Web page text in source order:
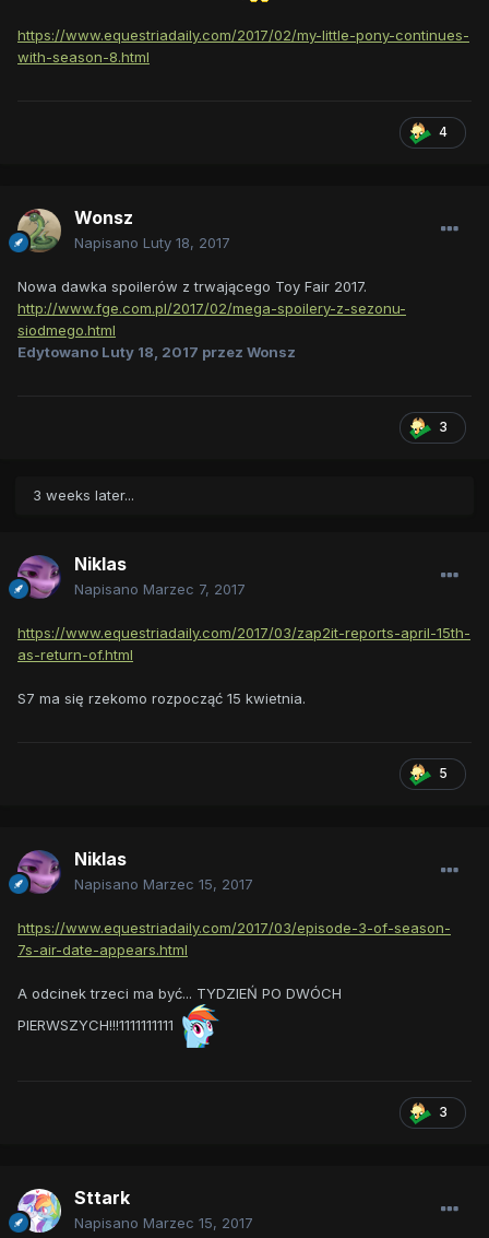
https://www.equestriadaily.com/2017/02/my-little-pony-continues-
with-season-8.html
4
Wonsz
Napisano Luty 18, 2017
Nowa dawka spoilerów z trwającego Toy Fair 2017.
http://www.fge.com.pl/2017/02/mega-spoilery-z-sezonu-
siodmego.html
Edytowano Luty 18, 2017 przez Wonsz
3
3 weeks later...
Niklas
Napisano Marzec 7, 2017
https://www.equestriadaily.com/2017/03/zap2it-reports-april-15th-
as-return-of.html
S7 ma się rzekomo rozpocząć 15 kwietnia.
5
Niklas
Napisano Marzec 15, 2017
https://www.equestriadaily.com/2017/03/episode-3-of-season-
7s-air-date-appears.html
A odcinek trzeci ma być... TYDZIEŃ PO DWÓCH
PIERWSZYCH!!!1111111111
3
Sttark
Napisano Marzec 15, 2017